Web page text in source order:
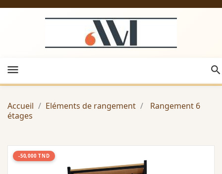
menu
Accueil Eléments de rangement
Rangement 6
étages
-50,000 TND